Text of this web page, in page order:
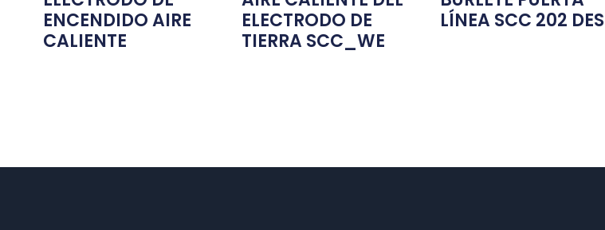
ENCENDIDO AIRE
CALIENTE
ELECTRODO DE
TIERRA SCC_WE
LÍNEA SCC 202 DES